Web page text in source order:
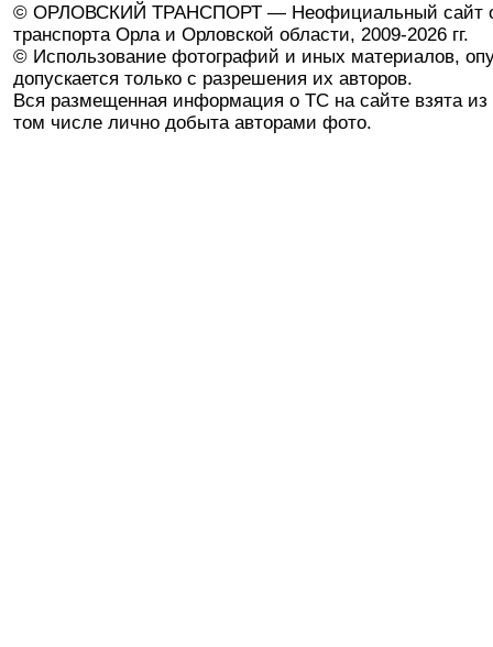
© ОРЛОВСКИЙ ТРАНСПОРТ — Неофициальный сайт
транспорта Орла и Орловской области, 2009-2026 гг.
© Использование фотографий и иных материалов,
допускается только с разрешения их авторов.
Вся размещенная информация о ТС на сайте взята из
том числе лично добыта авторами фото.